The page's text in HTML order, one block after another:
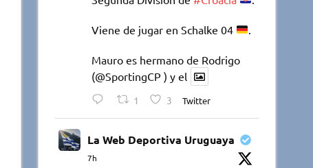
Viene de jugar en Schalke 04
Mauro es hermano de Rodrigo
(@SportingCP ) y el
1 3 Twitter
La Web Deportiva Uruguaya
7h